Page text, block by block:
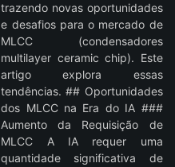
trazendo novas oportunidades
e desafios para o mercado de
MLCC (condensadores
multilayer ceramic chip). Este
artigo explora essas
tendências. ## Oportunidades
dos MLCC na Era do IA ###
Aumento da Requisição de
MLCC A IA requer uma
quantidade significativa de